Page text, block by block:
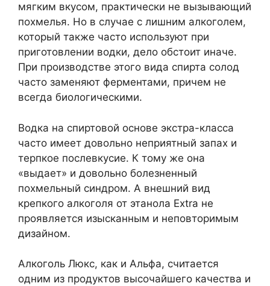
мягким вкусом, практически не вызывающий
похмелья. Но в случае с лишним алкоголем,
который также часто используют при
приготовлении водки, дело обстоит иначе.
При производстве этого вида спирта солод
часто заменяют ферментами, причем не
всегда биологическими.
Водка на спиртовой основе экстра-класса
часто имеет довольно неприятный запах и
терпкое послевкусие. К тому же она
«выдает» и довольно болезненный
похмельный синдром. А внешний вид
крепкого алкоголя от этанола Extra не
проявляется изысканным и неповторимым
дизайном.
Алкоголь Люкс, как и Альфа, считается
одним из продуктов высочайшего качества и